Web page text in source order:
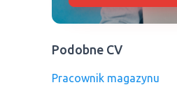
Podobne CV
Рracownik magazynu